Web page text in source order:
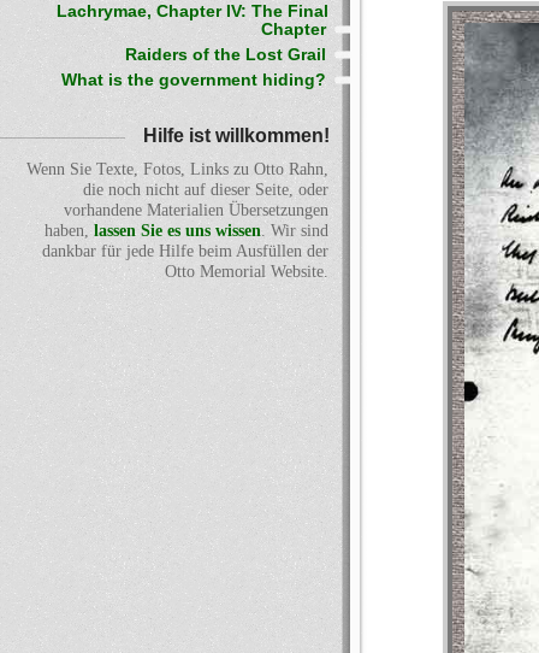
Lachrymae, Chapter IV: The Final
Chapter
Raiders of the Lost Grail
What is the government hiding?
Hilfe ist willkommen!
Wenn Sie Texte, Fotos, Links zu Otto Rahn,
die noch nicht auf dieser Seite, oder
vorhandene Materialien Übersetzungen
haben, lassen Sie es uns wissen. Wir sind
dankbar für jede Hilfe beim Ausfüllen der
Otto Memorial Website.